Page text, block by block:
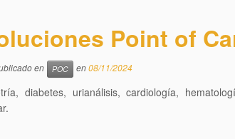
Point of
en POC en08/11/2024
diabetes, urianálisis, cardiología,